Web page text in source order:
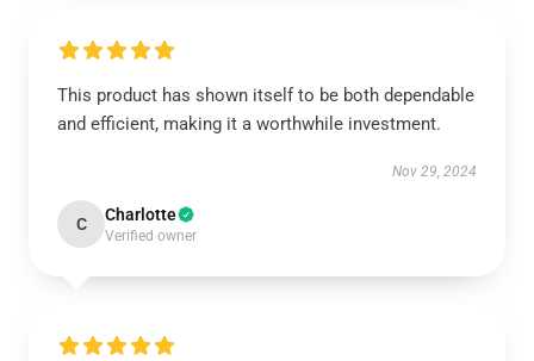
This product has shown itself to be both dependable
and efficient, making it a worthwhile investment.
Nov 29, 2024
C Charlotte
Verified owner